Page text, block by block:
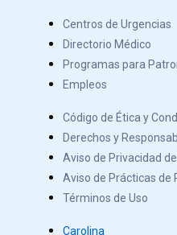
Centros de Urgencias
Directorio Médico
Programas para
Empleos
Código de Ética y
Derechos y
Aviso de Privacidad
Aviso de Prácticas de
Términos de Uso
Carolina